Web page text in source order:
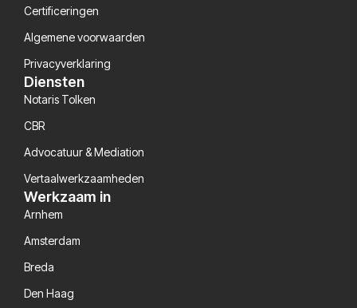
Certificeringen
Algemene voorwaarden
Privacyverklaring
Diensten
Notaris Tolken
CBR
Advocatuur & Mediation
Vertaalwerkzaamheden
Werkzaam in
Arnhem
Amsterdam
Breda
Den Haag